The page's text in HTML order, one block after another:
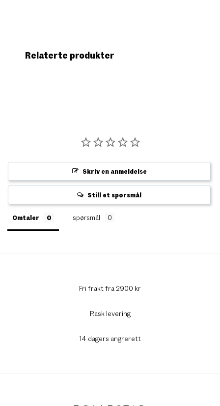
Relaterte produkter
Skriv en anmeldelse
Still et spørsmål
Omtaler spørsmål
Fri frakt fra 2900 kr
Rask levering
14 dagers angrerett